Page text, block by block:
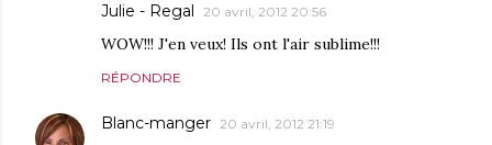
Julie - Regal 20 avril, 2012 20:56
WOW!!! J'en veux! Ils ont l'air sublime!!!
RÉPONDRE
Blanc-manger 20 avril, 2012 21:19